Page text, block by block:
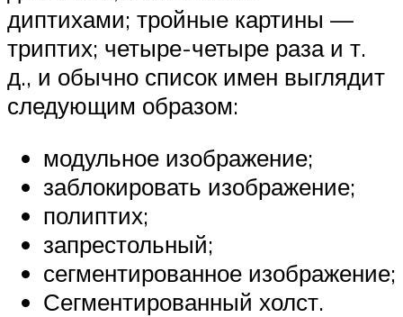
диптихами; тройные картины —
триптих; четыре-четыре раза и т.
д., и обычно список имен выглядит
следующим образом:
модульное изображение;
заблокировать изображение;
полиптих;
запрестольный;
сегментированное изображение;
Сегментированный холст.